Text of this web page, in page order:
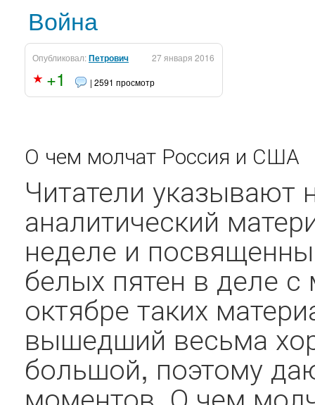
Война
Опубликовал:Петрович 27 января 2016
+1 | 2591 просмотр
О чем молчат Россия и США
Читатели указывают
аналитический
неделе и
белых пятен в деле
октябре таких
вышедший весьма
большой, поэтому
моментов. О чем